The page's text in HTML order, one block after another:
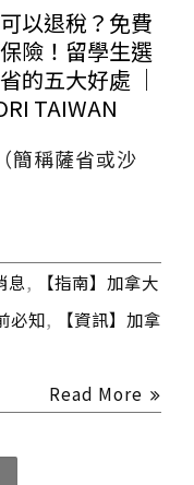
以退稅？免費
險！留學生選
的五大好處 ｜
TAIWAN
簡稱薩省或沙
息,
【指南】加拿大
必知,
【資訊】加拿
Read More